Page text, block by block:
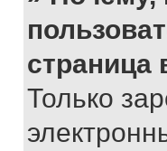
страница
Только